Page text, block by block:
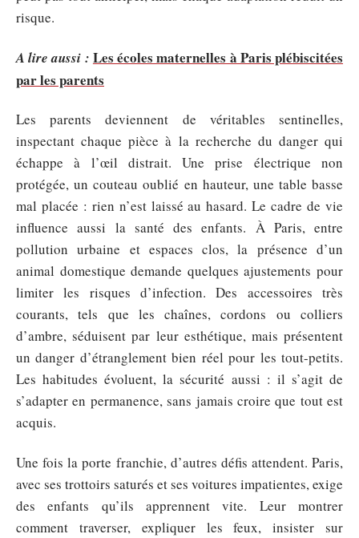
risque.
A lire aussi : Les écoles maternelles à Paris plébiscitées
par les parents
Les parents deviennent de véritables sentinelles,
inspectant chaque pièce à la recherche du danger qui
échappe à l’œil distrait. Une prise électrique non
protégée, un couteau oublié en hauteur, une table basse
mal placée : rien n’est laissé au hasard. Le cadre de vie
influence aussi la santé des enfants. À Paris, entre
pollution urbaine et espaces clos, la présence d’un
animal domestique demande quelques ajustements pour
limiter les risques d’infection. Des accessoires très
courants, tels que les chaînes, cordons ou colliers
d’ambre, séduisent par leur esthétique, mais présentent
un danger d’étranglement bien réel pour les tout-petits.
Les habitudes évoluent, la sécurité aussi : il s’agit de
s’adapter en permanence, sans jamais croire que tout est
acquis.
Une fois la porte franchie, d’autres défis attendent. Paris,
avec ses trottoirs saturés et ses voitures impatientes, exige
des enfants qu’ils apprennent vite. Leur montrer
comment traverser, expliquer les feux, insister sur